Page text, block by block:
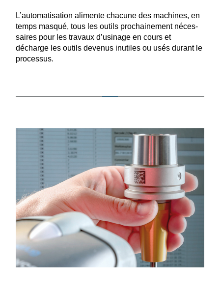
L’auto­ma­ti­sation alimente chacune des machines, en
temps masqué, tous les outils prochai­nement néces­
saires pour les travaux d’usinage en cours et
décharge les outils devenus inutiles ou usés durant le
processus.